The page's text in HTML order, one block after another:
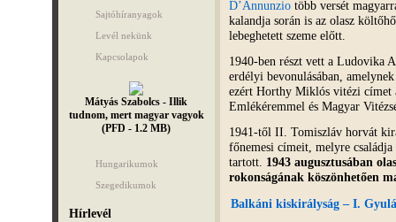
Sajtóhíranyagok
Levél nekünk
Kapcsolapok
Mátyás Szabolcs - Illik
tudnom, mert magyar vagyok
(PFD - 1.2 MB)
Hungarikumok
Szegedikumok
Hírlevél
D’Annunziotöbb versét
kalandja során is az olasz
lebeghetett szeme előtt.
1940-ben részt vett a Ludovika
erdélyi bevonulásában,
ezért Horthy Miklós vitézi címet
Emlékéremmel és Magyar
1941-től II. Tomiszláv horvát
főnemesi címeit, melyre
tartott. 1943 augusztusában
rokonságának köszönhetően
Balkáni kiskirályság – I.